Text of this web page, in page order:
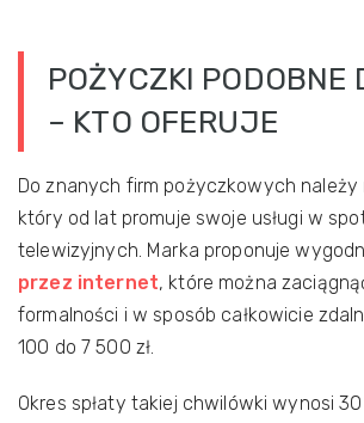
POŻYCZKI PODOBNE
– KTO OFERUJE
Do znanych firm pożyczkowych
który od lat promuje swoje usługi w
telewizyjnych. Marka proponuje
przez internet, które można
formalności i w sposób całkowicie
100 do 7 500 zł.
Okres spłaty takiej chwilówki wynosi